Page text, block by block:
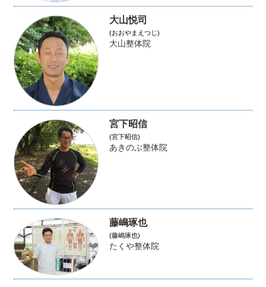
大山悦司
(おおやまえつじ)
大山整体院
宮下昭信
(宮下昭信)
あきのぶ整体院
藤嶋琢也
(藤嶋琢也)
たくや整体院